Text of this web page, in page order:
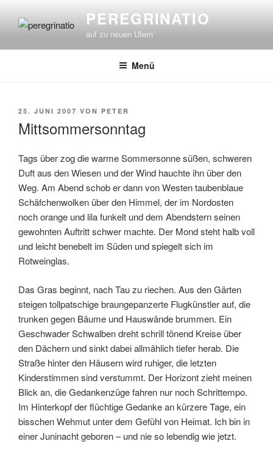
Inhalt
PEREGRINATIO
auf zu neuen Ufern
Menü
VERÖFFENTLICHT
25. JUNI 2007 VON PETER
Mittsommersonntag
Tags über zog die warme Sommersonne süßen, schweren
Duft aus den Wiesen und der Wind hauchte ihn über den
Weg. Am Abend schob er dann von Westen taubenblaue
Schäfchenwolken über den Himmel, der im Nordosten
noch orange und lila funkelt und dem Abendstern seinen
gewohnten Auftritt schwer machte. Der Mond steht halb voll
und leicht benebelt im Süden und spiegelt sich im
Rotweinglas.
Das Gras beginnt, nach Tau zu riechen. Aus den Gärten
steigen tollpatschige braungepanzerte Flugkünstler auf, die
trunken gegen Bäume und Hauswände brummen. Ein
Geschwader Schwalben dreht schrill tönend Kreise über
den Dächern und sinkt dabei allmählich tiefer herab. Die
Straße hinter den Häusern wird ruhiger, die letzten
Kinderstimmen sind verstummt. Der Horizont zieht meinen
Blick an, die Gedankenzüge fahren nur noch Schrittempo.
Im Hinterkopf der flüchtige Gedanke an kürzere Tage, ein
bisschen Wehmut unter dem Gefühl von Heimat. Ich bin in
einer Juninacht geboren – und nie so lebendig wie jetzt.